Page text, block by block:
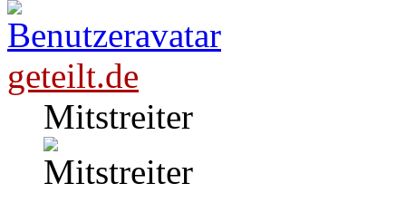
geteilt.de
Mitstreiter